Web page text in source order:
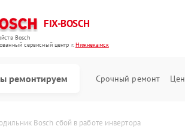
FIX-BOSCH
Bosch
cервисный центр г.Нижнекамск
ремонтируем Срочный ремонт
Bosch сбой в работе инвертора